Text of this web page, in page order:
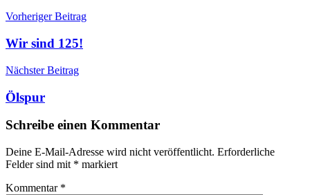
Veranstaltungen
125JahreJubiläumSchauübung
Beitragsnavigation
Vorheriger Beitrag
Wir sind 125!
Nächster Beitrag
Ölspur
Schreibe einen Kommentar
Deine E-Mail-Adresse wird nicht veröffentlicht. Erforderliche
Felder sind mit * markiert
Kommentar *